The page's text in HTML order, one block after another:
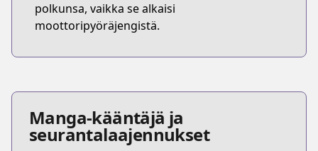
polkunsa, vaikka se alkaisi
moottoripyöräjengistä.
Manga-kääntäjä ja
seurantalaajennukset